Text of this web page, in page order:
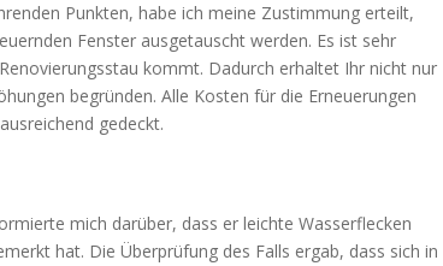
Punkten, habe ich meine Zustimmung erteilt,
Fenster ausgetauscht werden. Es ist sehr
kommt. Dadurch erhaltet Ihr nicht nur
begründen. Alle Kosten für die Erneuerungen
gedeckt.
mich darüber, dass er leichte Wasserflecken
hat. Die Überprüfung des Falls ergab, dass sich in